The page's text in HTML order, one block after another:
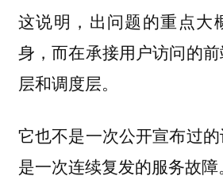
这说明，出问题的重点大
身，而在承接用户访问的
层和调度层。
它也不是一次公开宣布过
是一次连续复发的服务故障。